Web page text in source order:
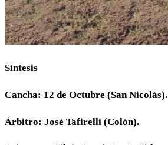
Síntesis
Cancha: 12 de Octubre (San Nicolás).
Árbitro: José Tafirelli (Colón).